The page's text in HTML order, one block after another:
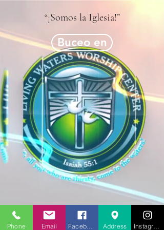
“¡Somos la Iglesia!”
Buceo en
Phone Email Address